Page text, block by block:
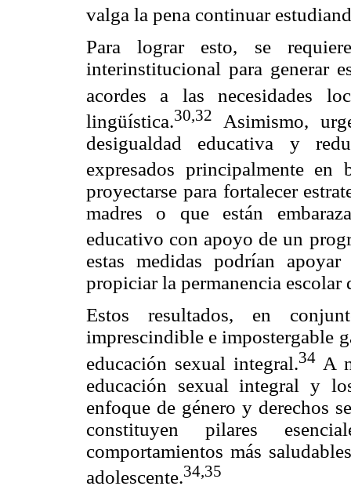
valga la pena continuar
Para lograr esto, se
interinstitucional para generar
acordes a las necesidades
lingüística.30,32
Asimismo,
desigualdad educativa y
expresados principalmente en
proyectarse para fortalecer
madres o que están
educativo con apoyo de un
estas medidas podrían
propiciar la permanencia escolar
Estos resultados, en
imprescindible e impostergable
educación sexual integral.34 A
educación sexual integral y
enfoque de género y derechos
constituyen pilares
comportamientos más
adolescente.34,35